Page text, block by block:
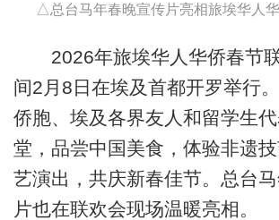
△总台马年春晚宣传片亮相旅埃华人
2026年旅埃华人华侨春节
间2月8日在埃及首都开罗举行
侨胞、埃及各界友人和留学生
堂，品尝中国美食，体验非遗
艺演出，共庆新春佳节。总台
片也在联欢会现场温暖亮相。